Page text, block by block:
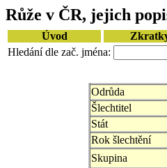
Růže v ČR, jejich
Úvod
Hledání dle zač. jména:
Odrůda
Šlechtitel
Stát
Rok šlechtění
Skupina